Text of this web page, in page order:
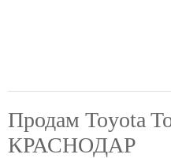
Продам Toyota
КРАСНОДАР